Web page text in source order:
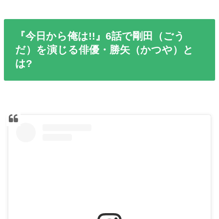
『今日から俺は!!』6話で剛田（ごう
だ）を演じる俳優・勝矢（かつや）と
は?